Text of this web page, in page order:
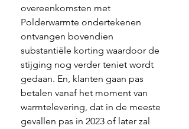
overeenkomsten met
Polderwarmte ondertekenen
ontvangen bovendien
substantiële korting waardoor de
stijging nog verder teniet wordt
gedaan. En, klanten gaan pas
betalen vanaf het moment van
warmtelevering, dat in de meeste
gevallen pas in 2023 of later zal